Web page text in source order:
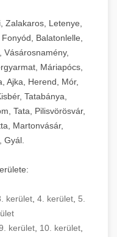
Zalakaros, Letenye,
Balatonlelle,
Vásárosnamény,
Máriapócs,
Ajka, Herend, Mór,
Tatabánya,
Tata, Pilisvörösvár,
Martonvásár,
Gyál.
kerület, 4. kerület, 5.
kerület, 10. kerület,